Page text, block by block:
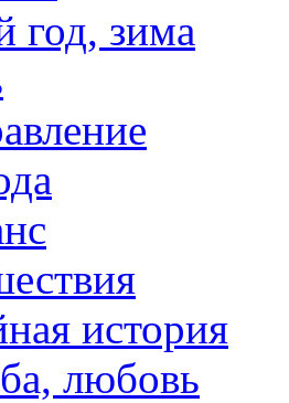
год, зима
история
любовь